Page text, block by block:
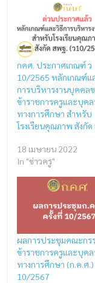
กคศ. ประกาศเกณฑ์ ว
10/2565 หลักเกณฑ์แ
การบริหารงานบุคคล
ข้าราชการครูและบุคล
ทางการศึกษา สำหรับ
โรงเรียนคุณภาพ สังกัด
18 เมษายน 2022
In "ข่าวครู"
ผลการประชุมคณะกร
ข้าราชการครูและบุคล
ทางการศึกษา (ก.ค.ศ
10/2567